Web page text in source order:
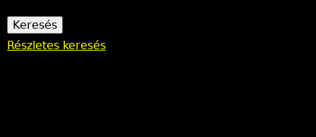
Részletes keresés